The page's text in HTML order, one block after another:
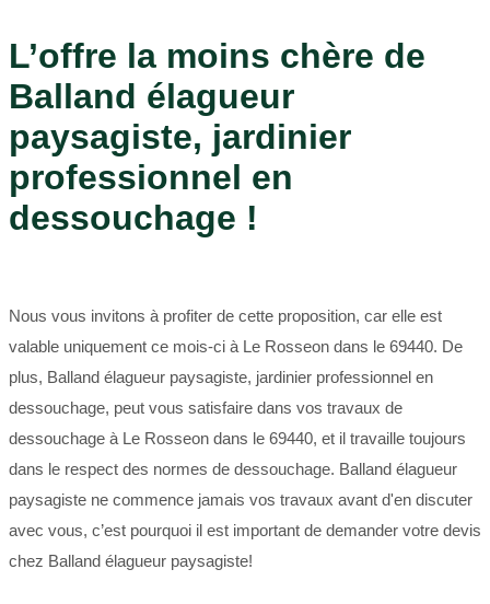
L’offre la moins chère de
Balland élagueur
paysagiste, jardinier
professionnel en
dessouchage !
Nous vous invitons à profiter de cette proposition, car elle est
valable uniquement ce mois-ci à Le Rosseon dans le 69440. De
plus, Balland élagueur paysagiste, jardinier professionnel en
dessouchage, peut vous satisfaire dans vos travaux de
dessouchage à Le Rosseon dans le 69440, et il travaille toujours
dans le respect des normes de dessouchage. Balland élagueur
paysagiste ne commence jamais vos travaux avant d'en discuter
avec vous, c’est pourquoi il est important de demander votre devis
chez Balland élagueur paysagiste!